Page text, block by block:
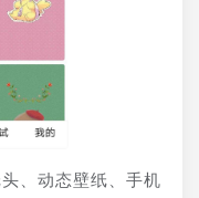
、动态壁纸、手机